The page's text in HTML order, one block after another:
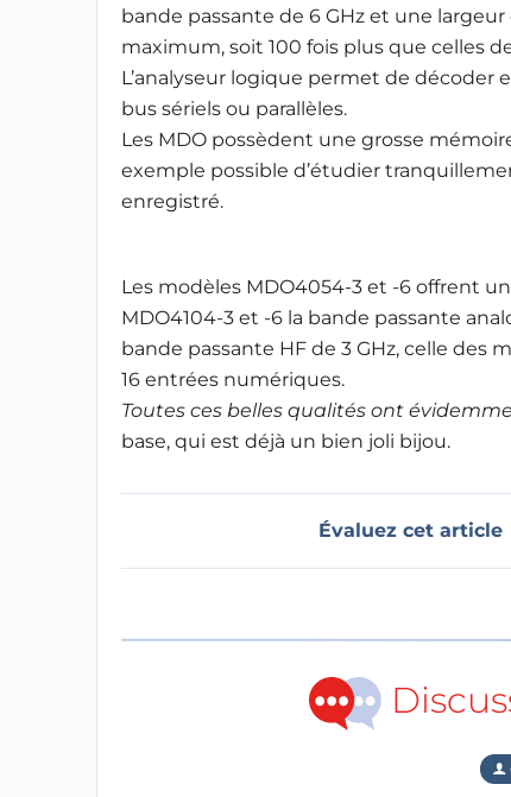
bande passante de 6 GHz et une
maximum, soit 100 fois plus que celles
L’analyseur logique permet de
bus sériels ou parallèles.
Les MDO possèdent une grosse
exemple possible d’étudier
enregistré.
Les modèles MDO4054-3 et -6 offrent
MDO4104-3 et -6 la bande passante
bande passante HF de 3 GHz, celle des
16 entrées numériques.
Toutes ces belles qualités ont
base, qui est déjà un bien joli bijou.
Évaluez cet article